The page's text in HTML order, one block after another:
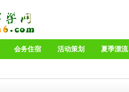
会务住宿 活动策划 夏季漂流